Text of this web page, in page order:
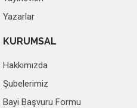
Yazarlar
KURUMSAL
Hakkımızda
Şubelerimiz
Bayi Başvuru Formu